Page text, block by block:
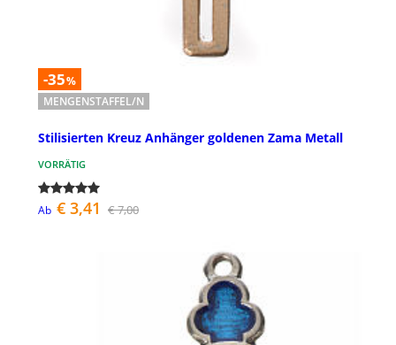
-35%
MENGENSTAFFEL/N
Stilisierten Kreuz Anhänger goldenen Zama Metall
VORRÄTIG
Ab € 3,41 € 7,00